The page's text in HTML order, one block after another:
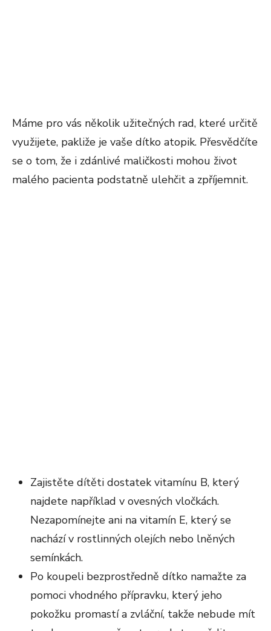
Máme pro vás několik užitečných rad, které určitě
využijete, pakliže je vaše dítko atopik. Přesvědčíte
se o tom, že i zdánlivé maličkosti mohou život
malého pacienta podstatně ulehčit a zpříjemnit.
Zajistěte dítěti dostatek vitamínu B, který
najdete například v ovesných vločkách.
Nezapomínejte ani na vitamín E, který se
nachází v rostlinných olejích nebo lněných
semínkách.
Po koupeli bezprostředně dítko namažte za
pomoci vhodného přípravku, který jeho
pokožku promastí a zvláční, takže nebude mít